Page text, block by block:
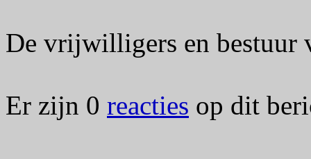
De vrijwilligers en bestuur
Er zijn 0 reacties op dit